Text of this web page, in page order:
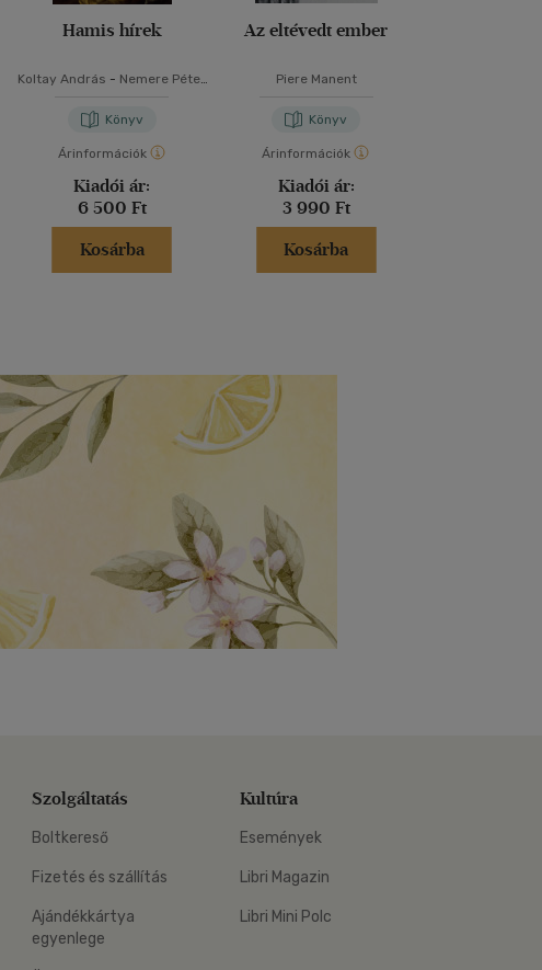
Hamis hírek
Koltay András - Nemere Péter
Könyv
Árinformációk
Kiadói ár:
6 500 Ft
Kosárba
Az eltévedt ember
Piere Manent
Könyv
Árinformációk
Kiadói ár:
3 990 Ft
Kosárba
Szolgáltatás
Boltkereső
Fizetés és szállítás
Ajándékkártya
egyenlege
Kultúra
Események
Libri Magazin
Libri Mini Polc